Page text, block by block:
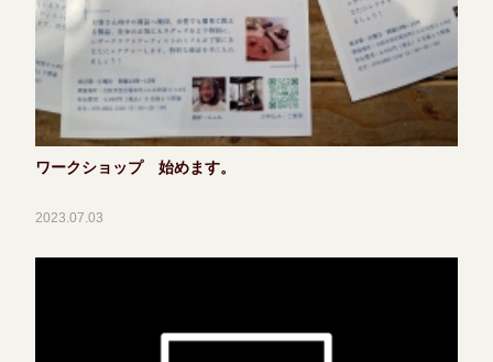
ワークショップ 始めます。
2023.07.03